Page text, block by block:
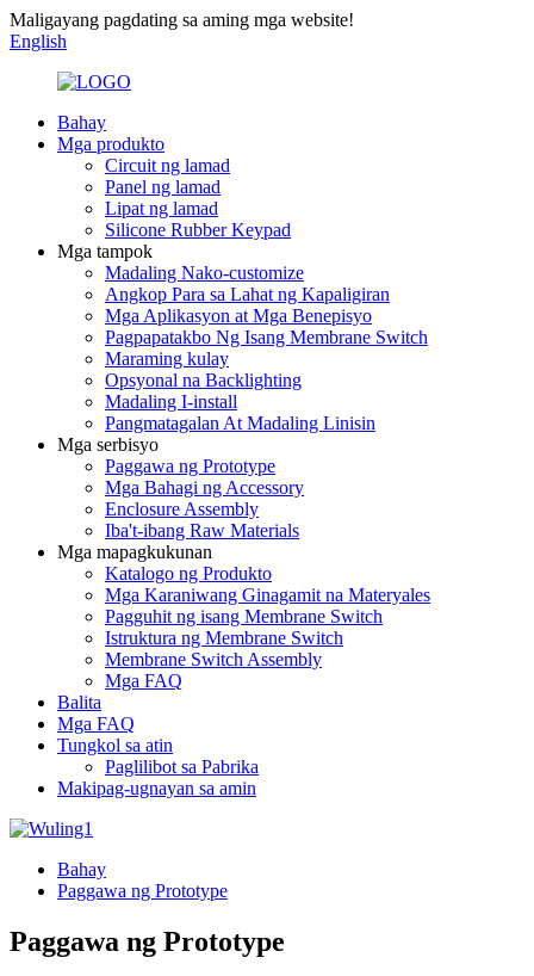
Maligayang pagdating sa aming mga website!
English
Bahay
Mga produkto
Circuit ng lamad
Panel ng lamad
Lipat ng lamad
Silicone Rubber Keypad
Mga tampok
Madaling Nako-customize
Angkop Para sa Lahat ng Kapaligiran
Mga Aplikasyon at Mga Benepisyo
Pagpapatakbo Ng Isang Membrane Switch
Maraming kulay
Opsyonal na Backlighting
Madaling I-install
Pangmatagalan At Madaling Linisin
Mga serbisyo
Paggawa ng Prototype
Mga Bahagi ng Accessory
Enclosure Assembly
Iba't-ibang Raw Materials
Mga mapagkukunan
Katalogo ng Produkto
Mga Karaniwang Ginagamit na Materyales
Pagguhit ng isang Membrane Switch
Istruktura ng Membrane Switch
Membrane Switch Assembly
Mga FAQ
Balita
Mga FAQ
Tungkol sa atin
Paglilibot sa Pabrika
Makipag-ugnayan sa amin
Bahay
Paggawa ng Prototype
Paggawa ng Prototype